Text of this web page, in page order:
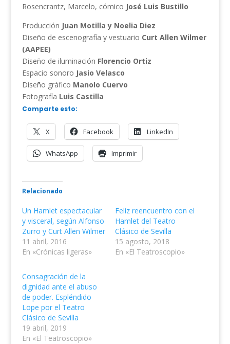
Rosencrantz, Marcelo, cómico José Luis Bustillo
Producción Juan Motilla y Noelia Diez
Diseño de escenografía y vestuario Curt Allen Wilmer
(AAPEE)
Diseño de iluminación Florencio Ortiz
Espacio sonoro Jasio Velasco
Diseño gráfico Manolo Cuervo
Fotografía Luis Castilla
Comparte esto:
X Facebook LinkedIn
WhatsApp Imprimir
Relacionado
Un Hamlet espectacular
y visceral, según Alfonso
Zurro y Curt Allen Wilmer
11 abril, 2016
En «Crónicas ligeras»
Feliz reencuentro con el
Hamlet del Teatro
Clásico de Sevilla
15 agosto, 2018
En «El Teatroscopio»
Consagración de la
dignidad ante el abuso
de poder. Espléndido
Lope por el Teatro
Clásico de Sevilla
19 abril, 2019
En «El Teatroscopio»